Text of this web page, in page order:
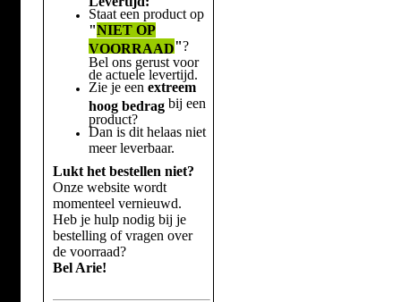
Staat een product op
"NIET OP
VOORRAAD"?
Bel ons gerust voor
de actuele levertijd.
Zie je een extreem
hoog bedragbij een
product?
Dan is dit helaas niet
meer leverbaar.
Lukt het bestellen niet?
Onze website wordt
momenteel vernieuwd.
Heb je hulp nodig bij je
bestelling of vragen over
de voorraad?
Bel Arie!